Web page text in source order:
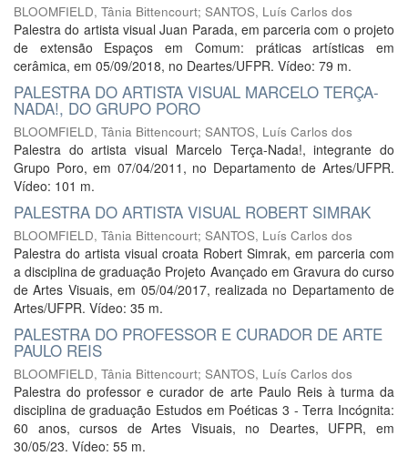
BLOOMFIELD, Tânia Bittencourt; SANTOS, Luís Carlos dos
Palestra do artista visual Juan Parada, em parceria com o projeto
de extensão Espaços em Comum: práticas artísticas em
cerâmica, em 05/09/2018, no Deartes/UFPR. Vídeo: 79 m.
PALESTRA DO ARTISTA VISUAL MARCELO TERÇA-
NADA!, DO GRUPO PORO
BLOOMFIELD, Tânia Bittencourt; SANTOS, Luís Carlos dos
Palestra do artista visual Marcelo Terça-Nada!, integrante do
Grupo Poro, em 07/04/2011, no Departamento de Artes/UFPR.
Vídeo: 101 m.
PALESTRA DO ARTISTA VISUAL ROBERT SIMRAK
BLOOMFIELD, Tânia Bittencourt; SANTOS, Luís Carlos dos
Palestra do artista visual croata Robert Simrak, em parceria com
a disciplina de graduação Projeto Avançado em Gravura do curso
de Artes Visuais, em 05/04/2017, realizada no Departamento de
Artes/UFPR. Vídeo: 35 m.
PALESTRA DO PROFESSOR E CURADOR DE ARTE
PAULO REIS
BLOOMFIELD, Tânia Bittencourt; SANTOS, Luís Carlos dos
Palestra do professor e curador de arte Paulo Reis à turma da
disciplina de graduação Estudos em Poéticas 3 - Terra Incógnita:
60 anos, cursos de Artes Visuais, no Deartes, UFPR, em
30/05/23. Vídeo: 55 m.